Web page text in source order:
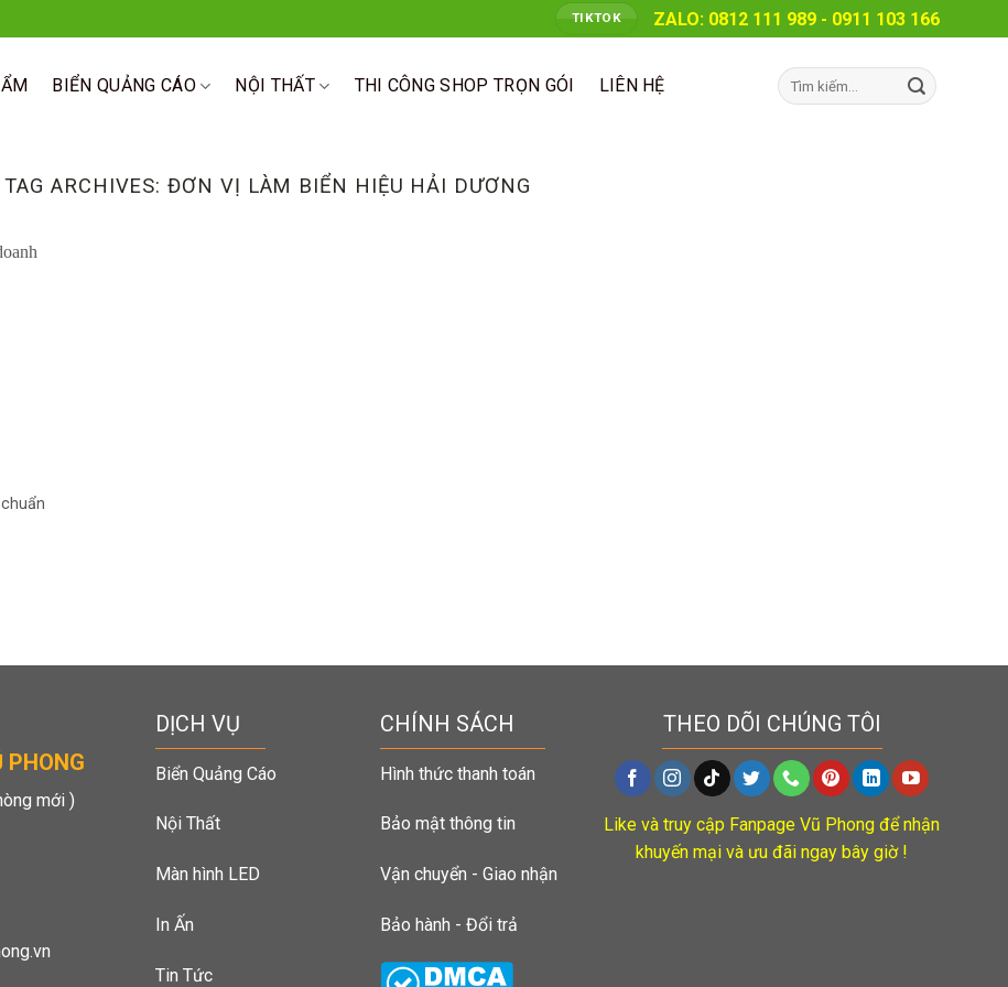
TIKTOK ZALO: 0812 111 989 - 0911 103 166
BIỂN QUẢNG CÁO NỘI THẤT THI CÔNG SHOP TRỌN GÓI LIÊN HỆ
Tìm
kiếm:
TAG ARCHIVES:ĐƠN VỊ LÀM BIỂN HIỆU HẢI DƯƠNG
PHONG
mới )
DỊCH VỤ
Biển Quảng Cáo
Nội Thất
Màn hình LED
In Ấn
Tin Tức
CHÍNH SÁCH
Hình thức thanh toán
Bảo mật thông tin
Vận chuyển - Giao nhận
Bảo hành - Đổi trả
THEO DÕI CHÚNG TÔI
Like và truy cập Fanpage Vũ Phong để nhận
khuyến mại và ưu đãi ngay bây giờ !